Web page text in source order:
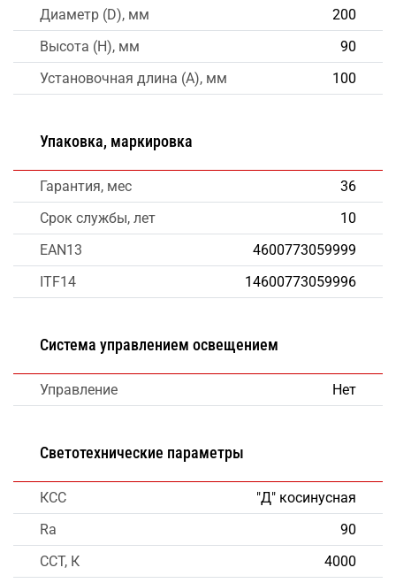
Диаметр (D), мм
200
Высота (H), мм
90
Установочная длина (A), мм
100
Упаковка, маркировка
Гарантия, мес
36
Срок службы, лет
10
EAN13
4600773059999
ITF14
14600773059996
Система управлением освещением
Управление Нет
Светотехнические параметры
КСС
"Д" косинусная
Ra
90
CCT, К
4000